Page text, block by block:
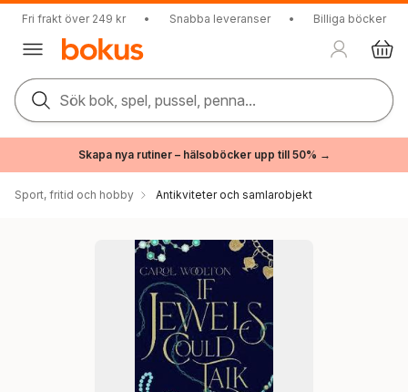
Fri frakt över 249 kr • Snabba leveranser • Billiga böcker
Sök bok, spel, pussel, penna...
Skapa nya rutiner – hälsoböcker upp till 50% →
Sport, fritid och hobby Antikviteter och samlarobjekt